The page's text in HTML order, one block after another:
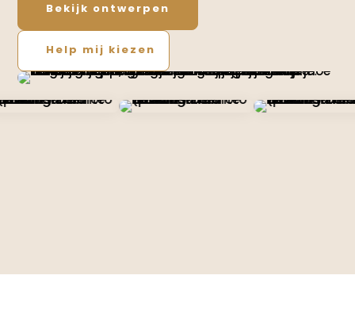
Bekijk ontwerpen
Help mij kiezen